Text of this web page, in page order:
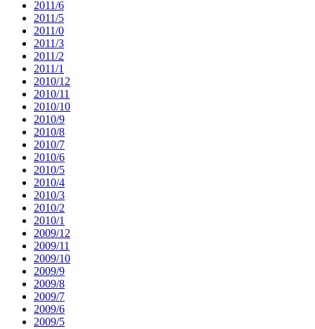
2011/6
2011/5
2011/0
2011/3
2011/2
2011/1
2010/12
2010/11
2010/10
2010/9
2010/8
2010/7
2010/6
2010/5
2010/4
2010/3
2010/2
2010/1
2009/12
2009/11
2009/10
2009/9
2009/8
2009/7
2009/6
2009/5